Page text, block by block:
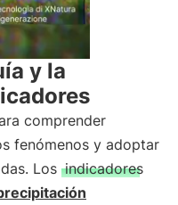
y la
comprender
fenómenos y adoptar
Los indicadores